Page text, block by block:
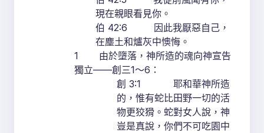
現在親眼看見你。
伯 42:6 因此我厭惡自己，
在塵土和爐灰中懊悔。
1 由於墮落，神所造的魂向神宣告
獨立——創三1～6：
創 3:1 耶和華神所造
的，惟有蛇比田野一切的活
物更狡猾。蛇對女人說，神
豈是真說，你們不可吃園中